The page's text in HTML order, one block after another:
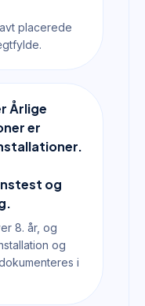
placerede
Årlige
er
og
8. år, og
og
i